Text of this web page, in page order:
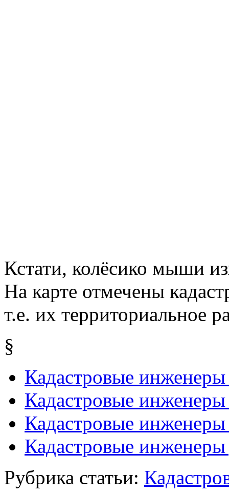
Кстати, колёсико мыши
На карте отмечены
т.е. их территориальное
§
Кадастровые инженеры
Кадастровые
Кадастровые
Кадастровые инженеры
Рубрика статьи: